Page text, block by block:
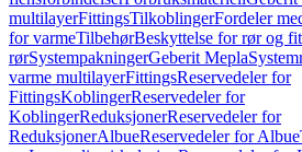
multilayerFittingsTilkoblingerFordeler
for varmeTilbehørBeskyttelse for rør og
rørSystempakningerGeberit Mepla
varme multilayerFittingsReservedeler for
FittingsKoblingerReservedeler for
KoblingerReduksjonerReservedeler for
ReduksjonerAlbueReservedeler for Albue